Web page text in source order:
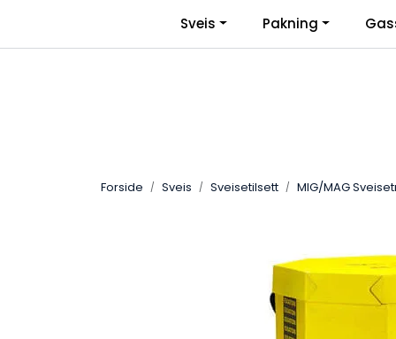
| Bli Bedriftskunde
Sveis Pakning
Forside Sveis Sveisetilsett MIG/MAG